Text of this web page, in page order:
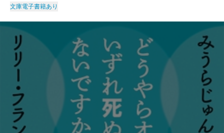
文庫電子書籍あり